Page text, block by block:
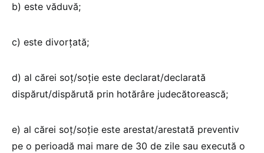
b) este văduvă;
c) este divorţată;
d) al cărei soţ/soţie este declarat/declarată
dispărut/dispărută prin hotărâre judecătorească;
e) al cărei soţ/soţie este arestat/arestată preventiv
pe o perioadă mai mare de 30 de zile sau execută o